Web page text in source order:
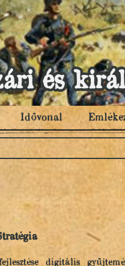
és
Idővonal
digitális